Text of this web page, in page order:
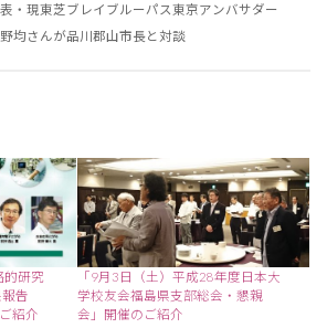
・現東芝ブレイブルーパス東京アンバサダー
均さんが品川郡山市長と対談
的研究
告
紹介
「9月3日（土）平成28年度日本大
学校友会福島県支部総会・懇親
会」開催のご紹介